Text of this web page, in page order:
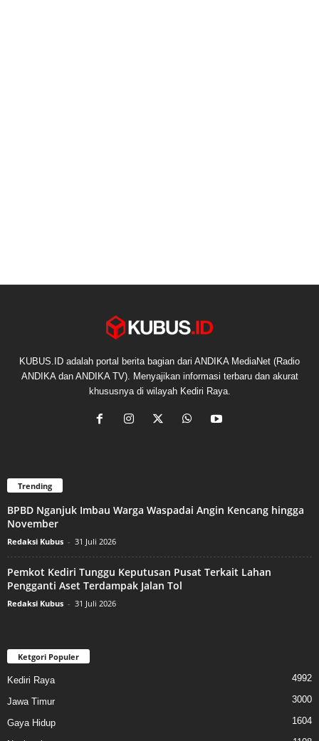
KUBUS.ID adalah portal berita bagian dari ANDIKA MediaNet (Radio
ANDIKA dan ANDIKA TV). Menyajikan informasi terbaru dan akurat
khususnya di wilayah Kediri Raya.
Trending
BPBD Nganjuk Imbau Warga Waspadai Angin Kencang hingga
November
Redaksi Kubus - 31 Juli 2026
Pemkot Kediri Tunggu Keputusan Pusat Terkait Lahan
Pengganti Aset Terdampak Jalan Tol
Redaksi Kubus - 31 Juli 2026
Ketgori Populer
Kediri Raya 4992
Jawa Timur 3000
Gaya Hidup 1604